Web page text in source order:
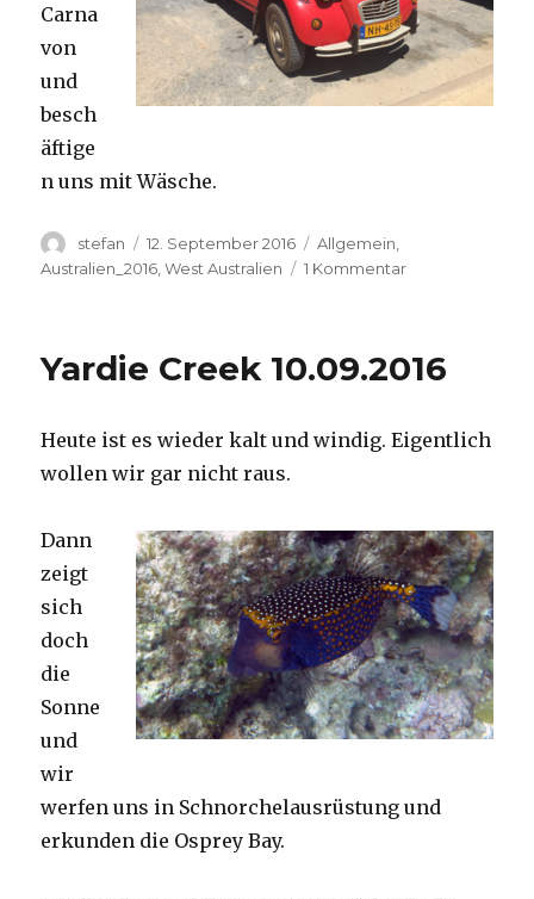
Carna
von
und
besch
äftige
n uns mit Wäsche.
Autor
stefan
Veröffentlicht
am
12. September 2016 Kategorien
Allgemein
Australien_2016 ,West Australien 1 Kommentarzu
Yardie Creek 10.09.2016
Heute ist es wieder kalt und windig. Eigentlich
wollen wir gar nicht raus.
Dann
zeigt
sich
doch
die
Sonne
und
wir
werfen uns in Schnorchelausrüstung und
erkunden die Osprey Bay.